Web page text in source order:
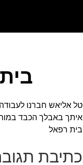
טל אליאש חברנו
איתך באבלך הכבד
בית רפאל
כתיבת